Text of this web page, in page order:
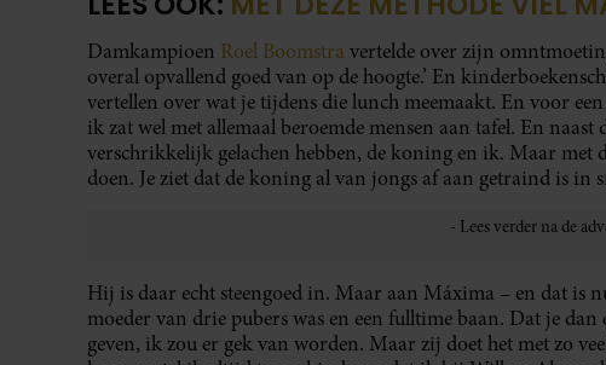
Damkampioen Roel Boomstra vertelde over zijn
overal opvallend goed van op de hoogte.’ En
vertellen over wat je tijdens die lunch meemaakt. En voor
ik zat wel met allemaal beroemde mensen aan tafel. En
verschrikkelijk gelachen hebben, de koning en ik. Maar met
doen. Je ziet dat de koning al van jongs af aan getraind is in
Hij is daar echt steengoed in. Maar aan Máxima – en dat is
moeder van drie pubers was en een fulltime baan. Dat je
geven, ik zou er gek van worden. Maar zij doet het met zo